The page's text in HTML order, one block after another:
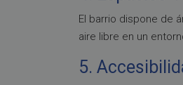
El barrio dispone de
aire libre en un
5.